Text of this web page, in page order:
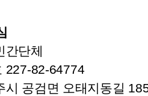
간단체
227-82-64774
시 공검면 오태지동길